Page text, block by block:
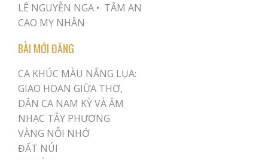
LÊ NGUYỄN NGA • TÂM AN
CAO MỴ NHÂN
BÀI MỚI ĐĂNG
CA KHÚC MÀU NẮNG LỤA:
GIAO HOAN GIỮA THƠ,
DÂN CA NAM KỲ VÀ ÂM
NHẠC TÂY PHƯƠNG
VÀNG NỖI NHỚ
ĐẤT NÚI